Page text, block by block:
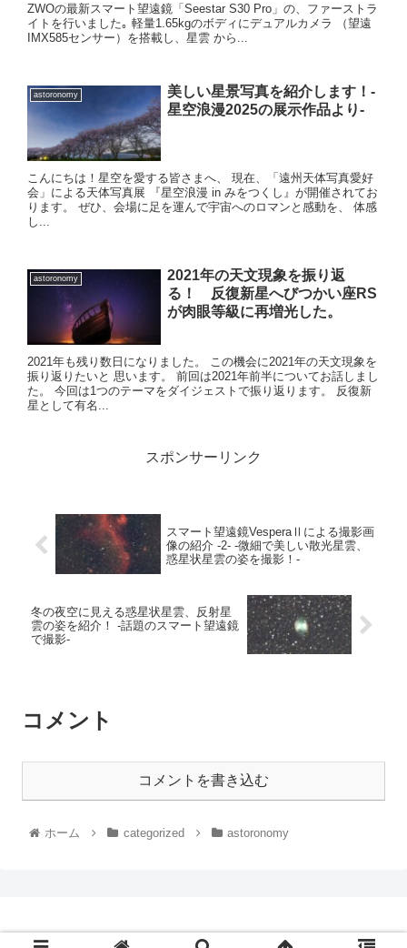
ZWOの最新スマート望遠鏡「Seestar S30 Pro」の、ファーストラ
イトを行いました｡ 軽量1.65kgのボディにデュアルカメラ （望遠
IMX585センサー）を搭載し、星雲 から...
astoronomy
美しい星景写真を紹介します！-
星空浪漫2025の展示作品より-
こんにちは！星空を愛する皆さまへ、 現在、「遠州天体写真愛好
会」による天体写真展 『星空浪漫 in みをつくし』が開催されてお
ります。 ぜひ、会場に足を運んで宇宙へのロマンと感動を、 体感
し...
astoronomy
2021年の天文現象を振り返
る！ 反復新星へびつかい座RS
が肉眼等級に再増光した。
2021年も残り数日になりました。 この機会に2021年の天文現象を
振り返りたいと 思います。 前回は2021年前半についてお話しまし
た。 今回は1つのテーマをダイジェストで振り返ります。 反復新
星として有名...
スポンサーリンク
スマート望遠鏡VesperaⅡによる撮影画
像の紹介 -2- -微細で美しい散光星雲、
惑星状星雲の姿を撮影！-
冬の夜空に見える惑星状星雲、反射星
雲の姿を紹介！ -話題のスマート望遠鏡
で撮影-
コメント
コメントを書き込む
ホーム categorized astoronomy